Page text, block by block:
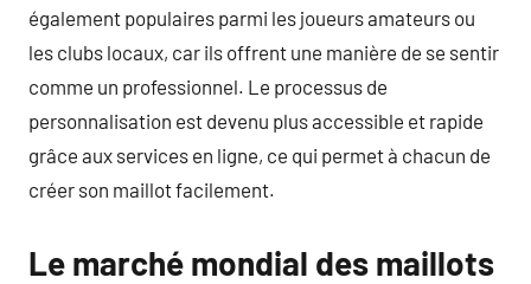
également populaires parmi les joueurs amateurs ou
les clubs locaux, car ils offrent une manière de se sentir
comme un professionnel. Le processus de
personnalisation est devenu plus accessible et rapide
grâce aux services en ligne, ce qui permet à chacun de
créer son maillot facilement.
Le marché mondial des maillots